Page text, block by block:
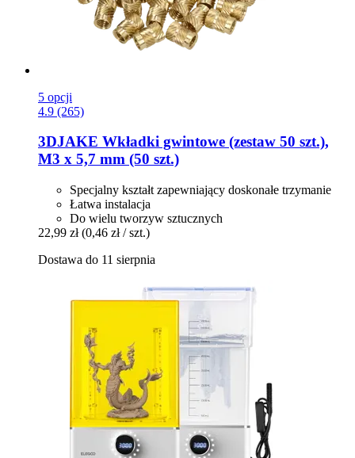
5 opcji
4.9 (265)
3DJAKE Wkładki gwintowe (zestaw 50 szt.),
M3 x 5,7 mm (50 szt.)
Specjalny kształt zapewniający doskonałe trzymanie
Łatwa instalacja
Do wielu tworzyw sztucznych
22,99 zł (0,46 zł / szt.)
Dostawa do 11 sierpnia